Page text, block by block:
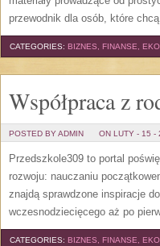
przewodnik dla osób, które
CATEGORIES: BIZNES, FINANSE,
Współpraca z
POSTED BY ADMIN ON LUTY - 15 -
Przedszkole309 to portal
rozwoju: nauczaniu
znajdą sprawdzone inspiracje
wczesnodziecięcego aż po
CATEGORIES: BIZNES, FINANSE,